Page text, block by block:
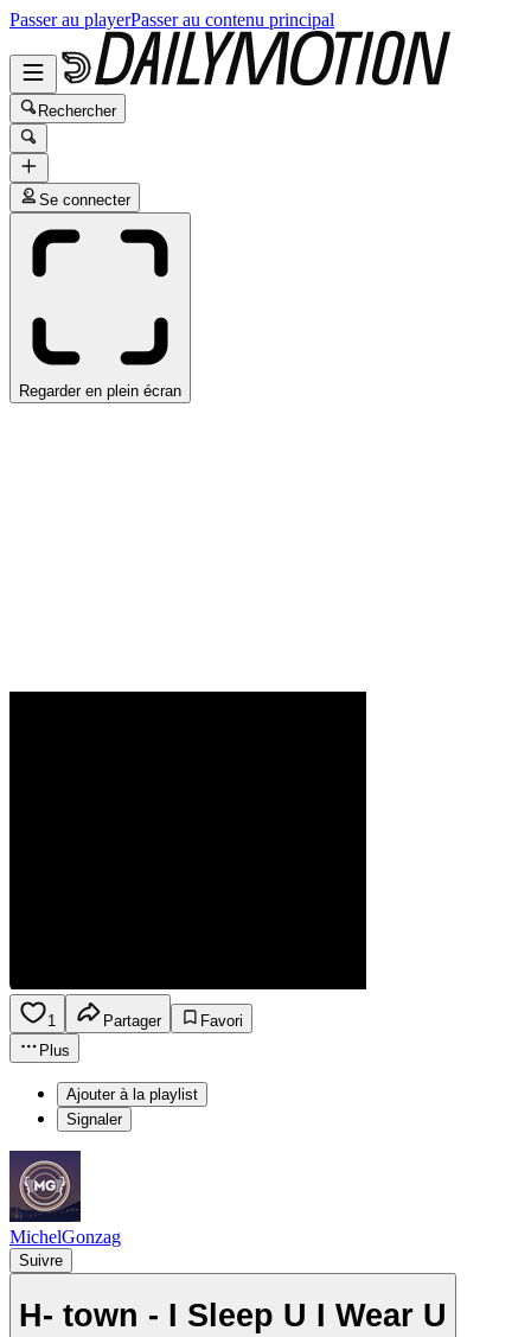
Passer au playerPasser au contenu principal
Rechercher
Se connecter
Regarder en plein écran
1 Partager
Favori
Plus
Ajouter à la playlist
Signaler
MichelGonzag
Suivre
H- town - I Sleep U I Wear U